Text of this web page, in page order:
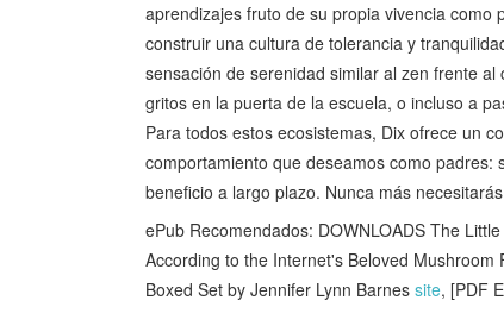
aprendizajes fruto de su propia vivencia
construir una cultura de tolerancia y
sensación de serenidad similar al zen frente
gritos en la puerta de la escuela, o incluso a
Para todos estos ecosistemas, Dix ofrece un
comportamiento que deseamos como
beneficio a largo plazo. Nunca más
ePub Recomendados: DOWNLOADS The
According to the Internet's Beloved Mushroom
Boxed Set by Jennifer Lynn Barnes site, [PDF